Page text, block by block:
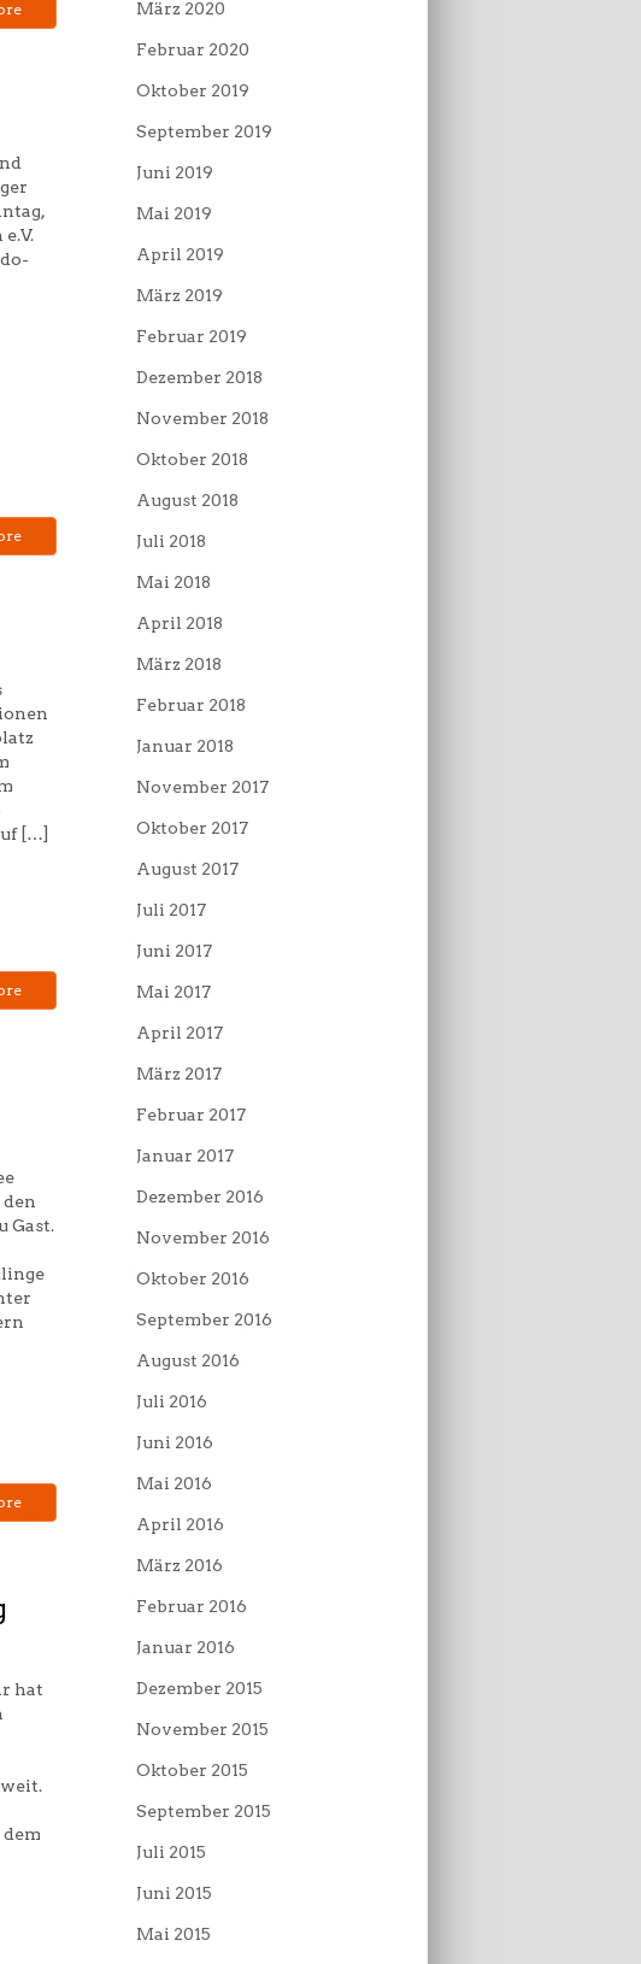
[…]
Gast.
hat
März 2020
Februar 2020
Oktober 2019
September 2019
Juni 2019
Mai 2019
April 2019
März 2019
Februar 2019
Dezember 2018
November 2018
Oktober 2018
August 2018
Juli 2018
Mai 2018
April 2018
März 2018
Februar 2018
Januar 2018
November 2017
Oktober 2017
August 2017
Juli 2017
Juni 2017
Mai 2017
April 2017
März 2017
Februar 2017
Januar 2017
Dezember 2016
November 2016
Oktober 2016
September 2016
August 2016
Juli 2016
Juni 2016
Mai 2016
April 2016
März 2016
Februar 2016
Januar 2016
Dezember 2015
November 2015
Oktober 2015
September 2015
Juli 2015
Juni 2015
Mai 2015